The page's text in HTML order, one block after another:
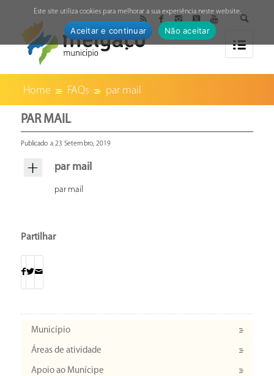
Home FAQs par mail
PAR MAIL
Publicado a 23 Setembro, 2019
par mail
par mail
Partilhar
Município
Áreas de atividade
Apoio ao Munícipe
Este site utiliza cookies para melhorar a sua experiência neste website.
Aceitar e continuar Não aceitar